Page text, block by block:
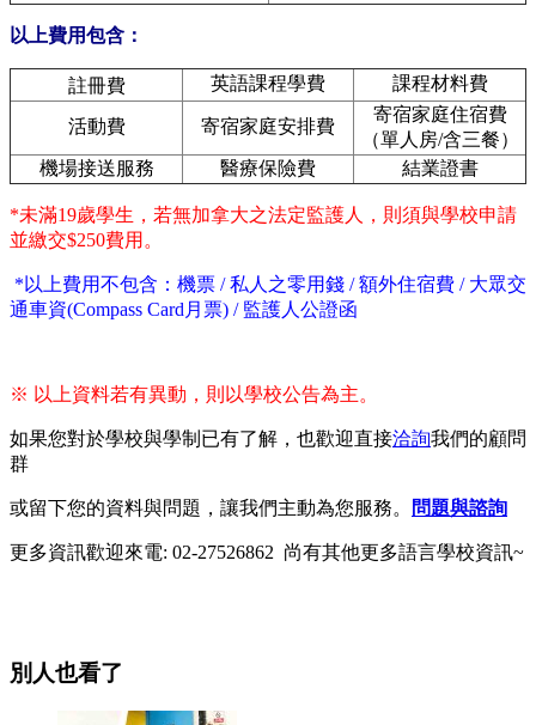
以上費用包含：
註冊費 英語課程學費 課程材料費
活動費 寄宿家庭安排費
寄宿家庭住宿費
（單人房/含三餐）
機場接送服務
醫療保險費 結業證書
*未滿19歲學生，若無加拿大之法定監護人，則須與學校申請
並繳交$250費用。
*以上費用不包含：機票 / 私人之零用錢 / 額外住宿費 / 大眾交
通車資(Compass Card月票) / 監護人公證函
※ 以上資料若有異動，則以學校公告為主。
如果您對於學校與學制已有了解，也歡迎直接洽詢我們的顧問
群
或留下您的資料與問題，讓我們主動為您服務。 問題與諮詢
更多資訊歡迎來電: 02-27526862 尚有其他更多語言學校資訊~
別人也看了